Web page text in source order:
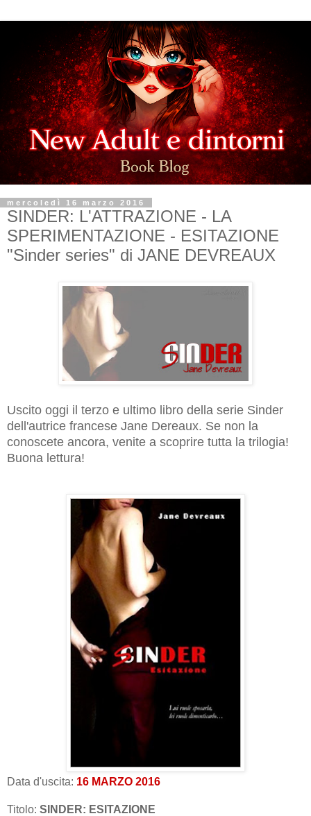
mercoledì 16 marzo 2016
SINDER: L'ATTRAZIONE - LA
SPERIMENTAZIONE - ESITAZIONE
"Sinder series" di JANE DEVREAUX
Uscito oggi il terzo e ultimo libro della serie Sinder
dell'autrice francese Jane Dereaux. Se non la
conoscete ancora, venite a scoprire tutta la trilogia!
Buona lettura!
Data d'uscita: 16 MARZO 2016
Titolo: SINDER: ESITAZIONE